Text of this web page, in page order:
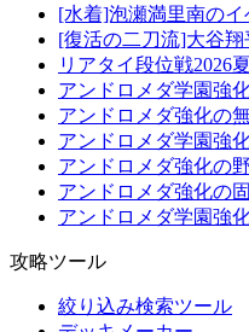
[水着]泡瀬満里南の
[復活の二刀流]大谷
リアタイ段位戦2026
アンドロメダ学園強
アンドロメダ強化の
アンドロメダ学園強
アンドロメダ強化の
アンドロメダ強化の
アンドロメダ学園強
攻略ツール
絞り込み検索ツール